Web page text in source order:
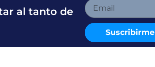
Suscribirme
al tanto de